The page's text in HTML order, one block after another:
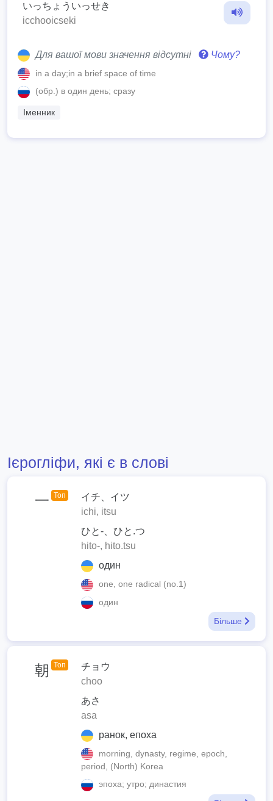
いっちょういっせき
icchooicseki
Для вашої мови значення відсутні Чому?
in a day;in a brief space of time
(обр.) в один день; сразу
Іменник
Ієрогліфи, які є в слові
一 Топ
イチ、イツ
ichi, itsu
ひと-、ひと.つ
hito-, hito.tsu
один
one, one radical (no.1)
один
Більше
朝 Топ
チョウ
choo
あさ
asa
ранок, епоха
morning, dynasty, regime, epoch,
period, (North) Korea
эпоха; утро; династия